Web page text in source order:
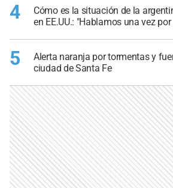
4
Cómo es la situación de la
en EE.UU.: "Hablamos una vez por
5
Alerta naranja por tormentas y
ciudad de Santa Fe